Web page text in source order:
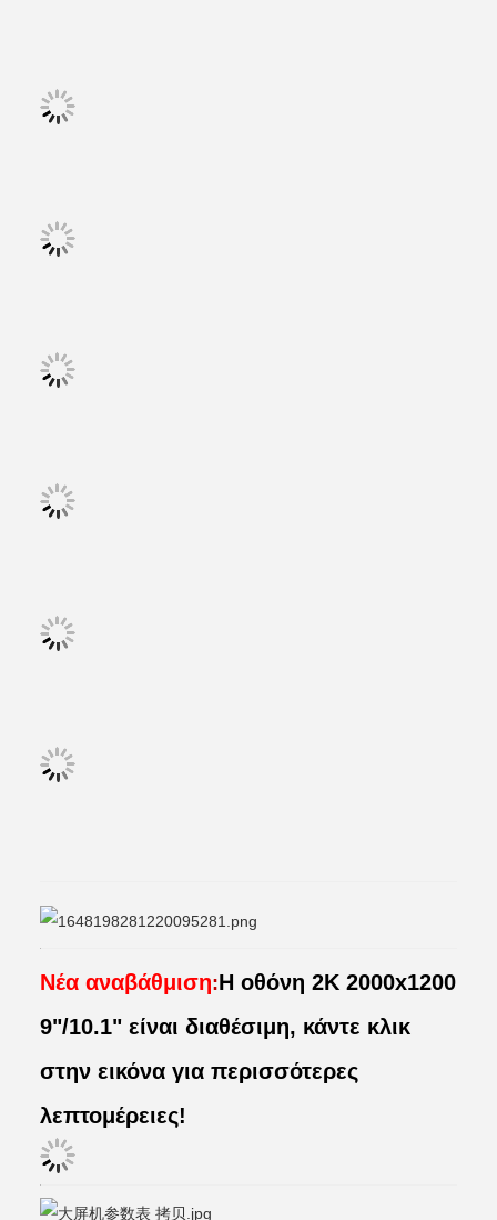
Νέα αναβάθμιση:Η οθόνη 2K 2000x1200
9"/10.1" είναι διαθέσιμη, κάντε κλικ
στην εικόνα για περισσότερες
λεπτομέρειες!